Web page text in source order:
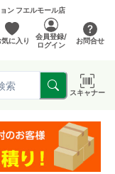
ン フエルモール店
気に入り
会員登録/
ログイン
お問合せ
スキャナー